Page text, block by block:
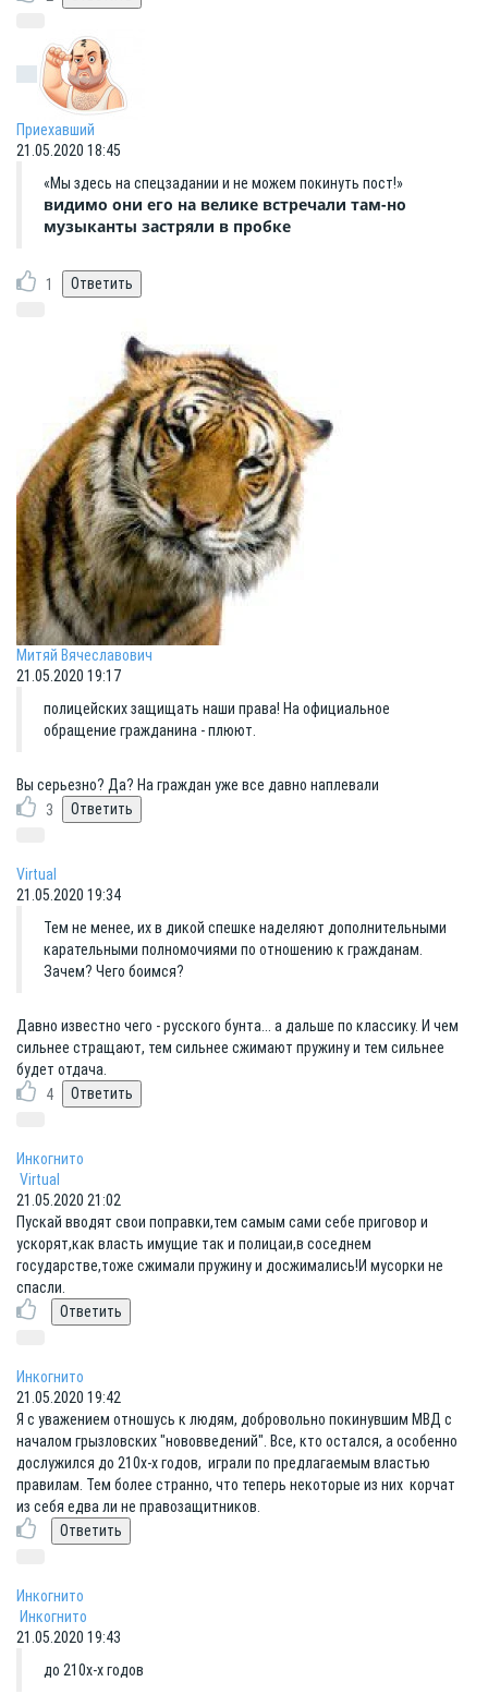
Приехавший
21.05.2020 18:45
«Мы здесь на спецзадании и не можем покинуть пост!»
видимо они его на велике встречали там-но
музыканты застряли в пробке
1
Митяй Вячеславович
21.05.2020 19:17
полицейских защищать наши права! На официальное
обращение гражданина - плюют.
Вы серьезно? Да? На граждан уже все давно наплевали
3
Virtual
21.05.2020 19:34
Тем не менее, их в дикой спешке наделяют дополнительными
карательными полномочиями по отношению к гражданам.
Зачем? Чего боимся?
Давно известно чего - русского бунта... а дальше по классику. И чем
сильнее стращают, тем сильнее сжимают пружину и тем сильнее
будет отдача.
4
Инкогнито
Virtual
21.05.2020 21:02
Пускай вводят свои поправки,тем самым сами себе приговор и
ускорят,как власть имущие так и полицаи,в соседнем
государстве,тоже сжимали пружину и досжимались!И мусорки не
спасли.
Инкогнито
21.05.2020 19:42
Я с уважением отношусь к людям, добровольно покинувшим МВД с
началом грызловских "нововведений". Все, кто остался, а особенно
дослужился до 210х-х годов, играли по предлагаемым властью
правилам. Тем более странно, что теперь некоторые из них корчат
из себя едва ли не правозащитников.
Инкогнито
Инкогнито
21.05.2020 19:43
до 210х-х годов